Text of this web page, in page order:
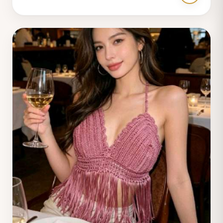
triangular con cierre de lazo ajustable y delicados
adornos circulares blancos que realzan tu figura. 👙 •
Braguita de corte clásico que ofrece comodidad y estilo
sin esfuerzo para tus días de sol. • Falda mini de red a
juego con detalles de flecos en el bajo, ideal para una
transición chic de la playa al bar. 💃 • Vibrante color rojo
que capta todas las miradas y te envuelve en una aura
de confianza y moda. ❤️‍🔥 • Un set coordinado de tres
piezas que te garantiza un conjunto playero completo,
elegante y distintivo. ☀️